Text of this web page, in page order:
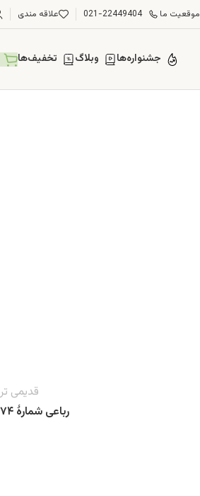
موقعیت ما 021-22449404 علاقه مندی
جشنواره‌ها وبلاگ تخفیف‌ها
قدیمی تر
رباعی شمارهٔ ۷۴